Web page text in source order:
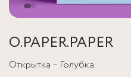
O.PAPER.PAPER
Открытка – Голубка